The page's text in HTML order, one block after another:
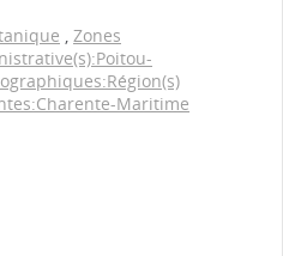
, Zones
Maritime